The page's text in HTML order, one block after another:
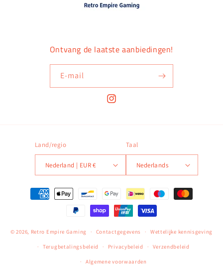
Ontvang de laatste aanbiedingen!
E‑mail
Instagram
Land/regio
Nederland | EUR €
Taal
Nederlands
Betaalmethoden
© 2026, Retro Empire Gaming Contactgegevens Wettelijke kennisgeving
Terugbetalingsbeleid Privacybeleid Verzendbeleid
Algemene voorwaarden